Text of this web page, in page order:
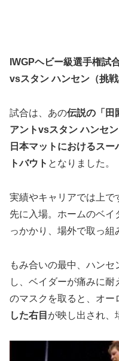
IWGPヘビー級選手権
vsスタン ハンセン（挑戦
試合は、あの伝説の「田
アントvsスタン ハンセ
日本マットにおけるス
トバウト となりました。
実績やキャリアでは上で
先に入場。ホームのベイ
っかかり、場外で取っ組
もみ合いの最中、ハン
し、ベイダーが痛みに
のマスクを取ると、オー
した右目 が映し出され、